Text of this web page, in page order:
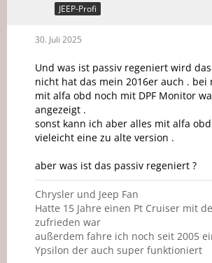
JEEP-Profi
30. Juli 2025
Und was ist passiv regeniert wird
nicht hat das mein 2016er auch .
mit alfa obd noch mit DPF Monitor
angezeigt .
sonst kann ich aber alles mit alfa
vieleicht eine zu alte version .
aber was ist das passiv regeniert ?
Chrysler und Jeep Fan
Hatte 15 Jahre einen Pt Cruiser mit
zufrieden war
außerdem fahre ich noch seit 2005
Ypsilon der auch super funktioniert